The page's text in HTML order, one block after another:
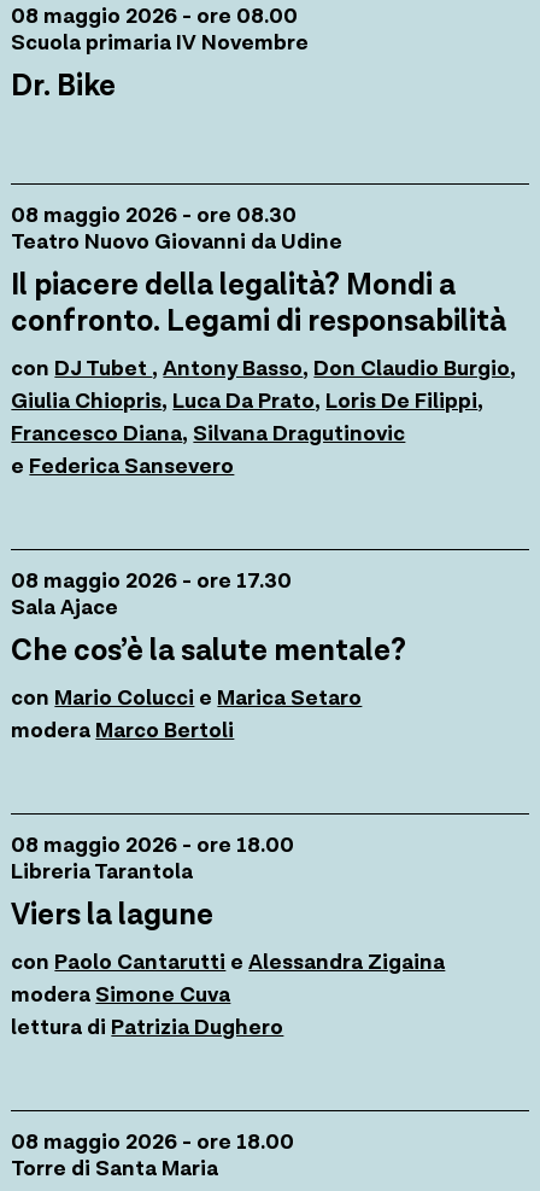
08 maggio 2026 - ore 08.00
Scuola primaria IV Novembre
Dr. Bike
08 maggio 2026 - ore 08.30
Teatro Nuovo Giovanni da Udine
Il piacere della legalità? Mondi a
confronto. Legami di responsabilità
con DJ Tubet , Antony Basso, Don Claudio Burgio,
Giulia Chiopris, Luca Da Prato, Loris De Filippi,
Francesco Diana, Silvana Dragutinovic
e Federica Sansevero
08 maggio 2026 - ore 17.30
Sala Ajace
Che cos’è la salute mentale?
con Mario Colucci e Marica Setaro
modera Marco Bertoli
08 maggio 2026 - ore 18.00
Libreria Tarantola
Viers la lagune
con Paolo Cantarutti eAlessandra Zigaina
modera Simone Cuva
lettura di Patrizia Dughero
08 maggio 2026 - ore 18.00
Torre di Santa Maria